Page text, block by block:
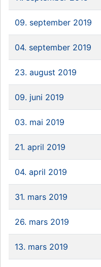
09. september 2019
04. september 2019
23. august 2019
09. juni 2019
03. mai 2019
21. april 2019
04. april 2019
31. mars 2019
26. mars 2019
13. mars 2019